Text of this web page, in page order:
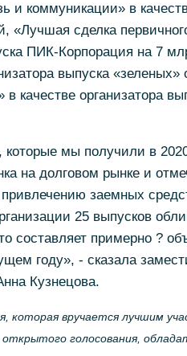
и коммуникации» в
«Лучшая сделка
ПИК-Корпорация на 7
выпуска
качестве организатора
мы получили в
на долговом рынке и
заемных
25 выпусков
составляет примерно ?
году», - сказала
Кузнецова.
которая вручается лучшим
голосования,